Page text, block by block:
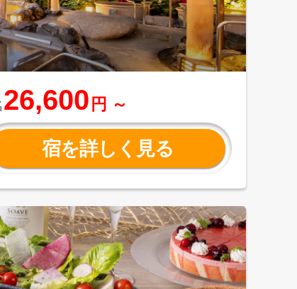
26,600 円 ～
宿を詳しく見る